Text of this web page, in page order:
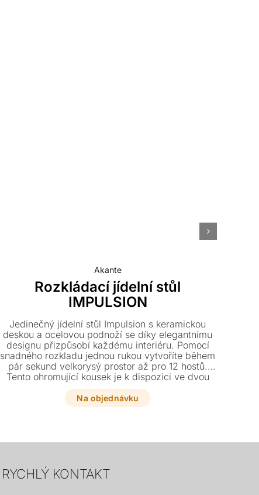
Akante
Rozkládací jídelní stůl
IMPULSION
Jedinečný jídelní stůl Impulsion s keramickou
deskou a ocelovou podnoží se díky elegantnímu
designu přizpůsobí každému interiéru. Pomocí
snadného rozkladu jednou rukou vytvoříte během
pár sekund velkorysý prostor až pro 12 hostů.
Tento ohromující kousek je k dispozici ve dvou
rozměrech a mnoha barevných odstínech dle
vzorníku.
Na objednávku
RYCHLÝ KONTAKT